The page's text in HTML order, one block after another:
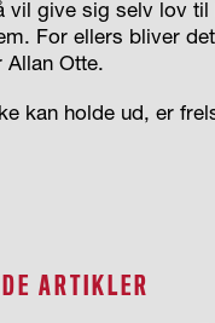
vil give sig selv lov til
For ellers bliver
Allan Otte.
kan holde ud, er
ARTIKLER